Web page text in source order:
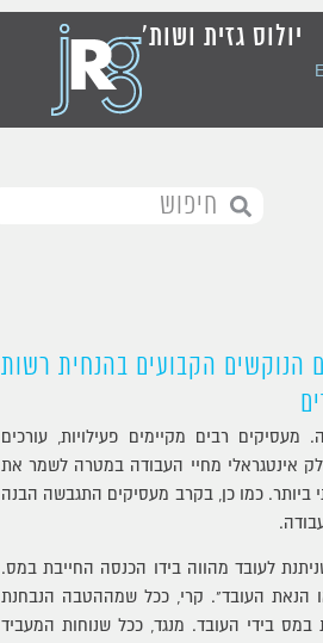
יולוס גזית ושות'
הנוקשים הקבועים בהנחית רשות
מעסיקים רבים מקיימים פעילויות, עורכים
אינטגראלי מחיי העבודה במטרה לשמר את
ביותר. כמו כן, בקרב מעסיקים התגבשה הבנה
לעובד מהווה בידו הכנסה החייבת במס.
הנאת העובד". קרי, ככל שמההטבה הנבחנת
בידי העובד. מנגד, ככל שנוחות המעביד